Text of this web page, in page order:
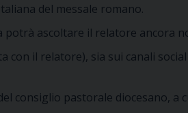
del messale romano.
ascoltare il relatore ancora
il relatore), sia sui canali
consiglio pastorale diocesano, a